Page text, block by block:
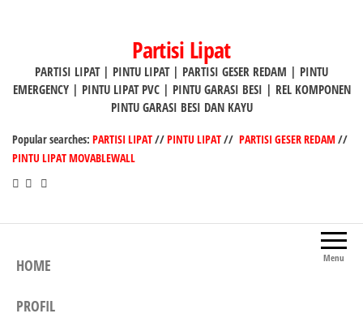
Partisi Lipat
PARTISI LIPAT | PINTU LIPAT | PARTISI GESER REDAM | PINTU
EMERGENCY | PINTU LIPAT PVC | PINTU GARASI BESI | REL KOMPONEN
PINTU GARASI BESI DAN KAYU
Popular searches: PARTISI LIPAT//PINTU LIPAT// PARTISI GESER REDAM//
PINTU LIPAT MOVABLEWALL
Menu
HOME
PROFIL